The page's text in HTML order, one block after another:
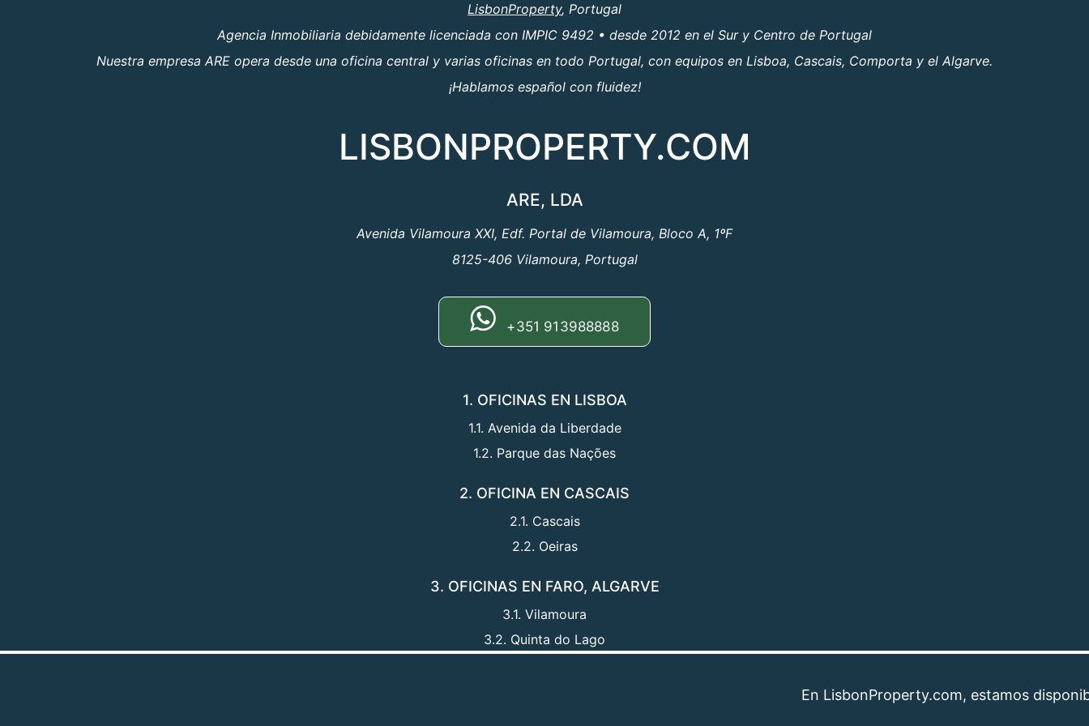
LisbonProperty, Portugal
Agencia Inmobiliaria debidamente licenciada con IMPIC 9492 • desde 2012 en el Sur y Centro de Portugal
Nuestra empresa ARE opera desde una oficina central y varias oficinas en todo Portugal, con equipos en Lisboa, Cascais, Comporta y el Algarve.
¡Hablamos español con fluidez!
LISBONPROPERTY.COM
ARE, LDA
Avenida Vilamoura XXI, Edf. Portal de Vilamoura, Bloco A, 1ºF
8125-406 Vilamoura, Portugal
+351 913988888
1. OFICINAS EN LISBOA
1.1. Avenida da Liberdade
1.2. Parque das Nações
2. OFICINA EN CASCAIS
2.1. Cascais
2.2. Oeiras
3. OFICINAS EN FARO, ALGARVE
3.1. Vilamoura
3.2. Quinta do Lago
En LisbonProperty.com, estamos disponibles